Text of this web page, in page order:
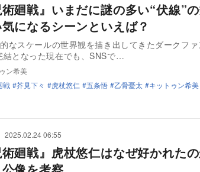
術廻戦』いまだに謎の多い“伏線”
になるシーンといえば？
なスケールの世界観を描き出してきたダークファ
結となった現在でも、SNSで…
ン希美
戦
芥見下々 虎杖悠仁 五条悟 乙骨憂太 キットゥン希美
2025.02.24 06:55
術廻戦』虎杖悠仁はなぜ好かれ
像を考察